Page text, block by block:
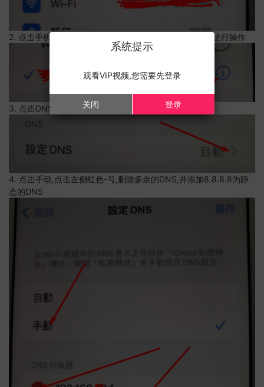
2. 点击手机的当前网络连接,上边有一个感叹号,点击可以进行操作
3. 点击DNS设置
4. 点击手动,点击左侧红色-号,删除多余的DNS,并添加8.8.8.8为静
态的DNS
系统提示
观看VIP视频,您需要先登录
关闭 登录